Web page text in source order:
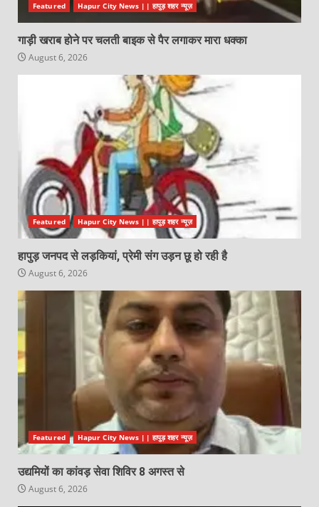
Featured Hapur City News || हापुड़ शहर न्यूज़
गाड़ी खराब होने पर चलती बाइक से पैर लगाकर मारा धक्का
August 6, 2026
Featured Hapur City News || हापुड़ शहर न्यूज़
हापुड़ जनपद से लड़कियां, प्रेमी संग उड़न छू हो रही है
August 6, 2026
Featured Hapur City News || हापुड़ शहर न्यूज़
उद्यमियों का कांवड़ सेवा शिविर 8 अगस्त से
August 6, 2026